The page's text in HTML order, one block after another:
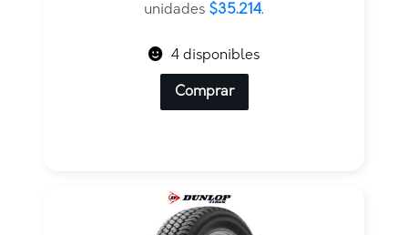
unidades $35.214.
4 disponibles
Comprar